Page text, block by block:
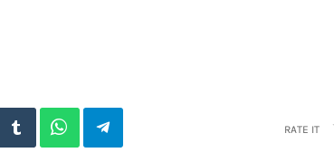
RATE IT